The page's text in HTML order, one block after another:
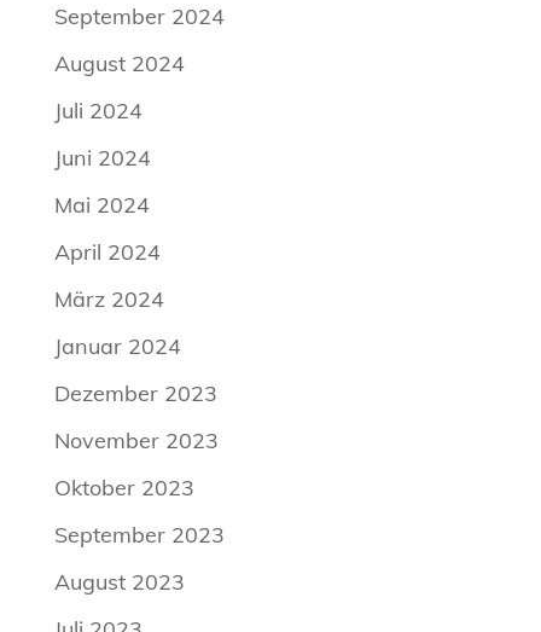
September 2024
August 2024
Juli 2024
Juni 2024
Mai 2024
April 2024
März 2024
Januar 2024
Dezember 2023
November 2023
Oktober 2023
September 2023
August 2023